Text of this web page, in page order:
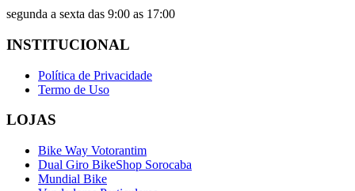
segunda a sexta das 9:00 as 17:00
INSTITUCIONAL
Política de Privacidade
Termo de Uso
LOJAS
Bike Way Votorantim
Dual Giro BikeShop Sorocaba
Mundial Bike